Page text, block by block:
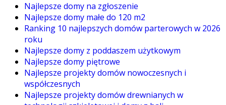
Najlepsze domy na zgłoszenie
Najlepsze domy małe do 120 m2
Ranking 10 najlepszych domów parterowych w 2026
roku
Najlepsze domy z poddaszem użytkowym
Najlepsze domy piętrowe
Najlepsze projekty domów nowoczesnych i
współczesnych
Najlepsze projekty domów drewnianych w